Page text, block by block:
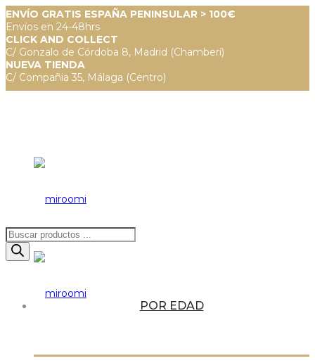
ENVÍO GRATIS ESPAÑA PENINSULAR > 100€
Envíos en 24-48hrs
CLICK AND COLLECT
C/ Gonzalo de Córdoba 8, Madrid (Chamberí)
NUEVA TIENDA
C/ Compañia 35, Málaga (Centro)
Búsqueda
de
productos
POR EDAD